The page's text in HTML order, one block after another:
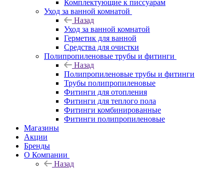
Комплектующие к писсуарам
Уход за ванной комнатой
Назад
Уход за ванной комнатой
Герметик для ванной
Средства для очистки
Полипропиленовые трубы и фитинги
Назад
Полипропиленовые трубы и фитинги
Трубы полипропиленовые
Фитинги для отопления
Фитинги для теплого пола
Фитинги комбинированные
Фитинги полипропиленовые
Магазины
Акции
Бренды
О Компании
Назад